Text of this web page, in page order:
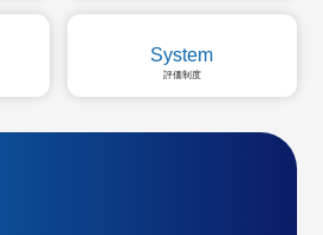
System
評価制度